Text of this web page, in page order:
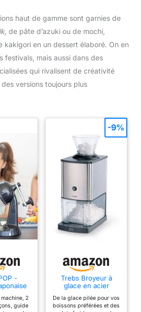
haut de gamme sont garnies de
, de pâte d’azuki ou de mochi,
kakigori en un dessert élaboré. On en
festivals, mais aussi dans des
qui rivalisent de créativité
versions toujours plus
-
raser la
:
pour
2
guide
Trebs Broyeur à
glace en acier
les boissons
gazeuses, les
De la glace pilée pour vos
boissons préférées et des
-9%